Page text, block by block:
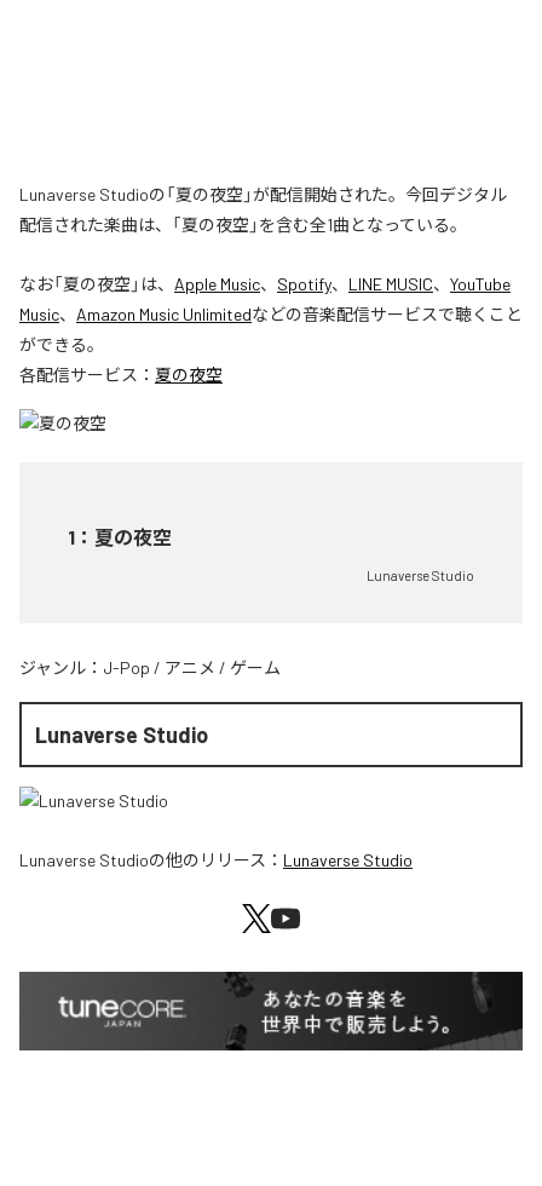
Lunaverse Studioの「夏の夜空」が配信開始された。今回デジタル
配信された楽曲は、「夏の夜空」を含む全1曲となっている。
なお「夏の夜空 」は、 Apple Music、 Spotify、 LINE MUSIC、 YouTube
Music、 Amazon Music Unlimitedなどの音楽配信サービスで聴くこと
ができる。
各配信サービス： 夏の夜空
1 ： 夏の夜空
Lunaverse Studio
ジャンル： J-Pop / アニメ / ゲーム
Lunaverse Studio
Lunaverse Studioの他のリリース： Lunaverse Studio